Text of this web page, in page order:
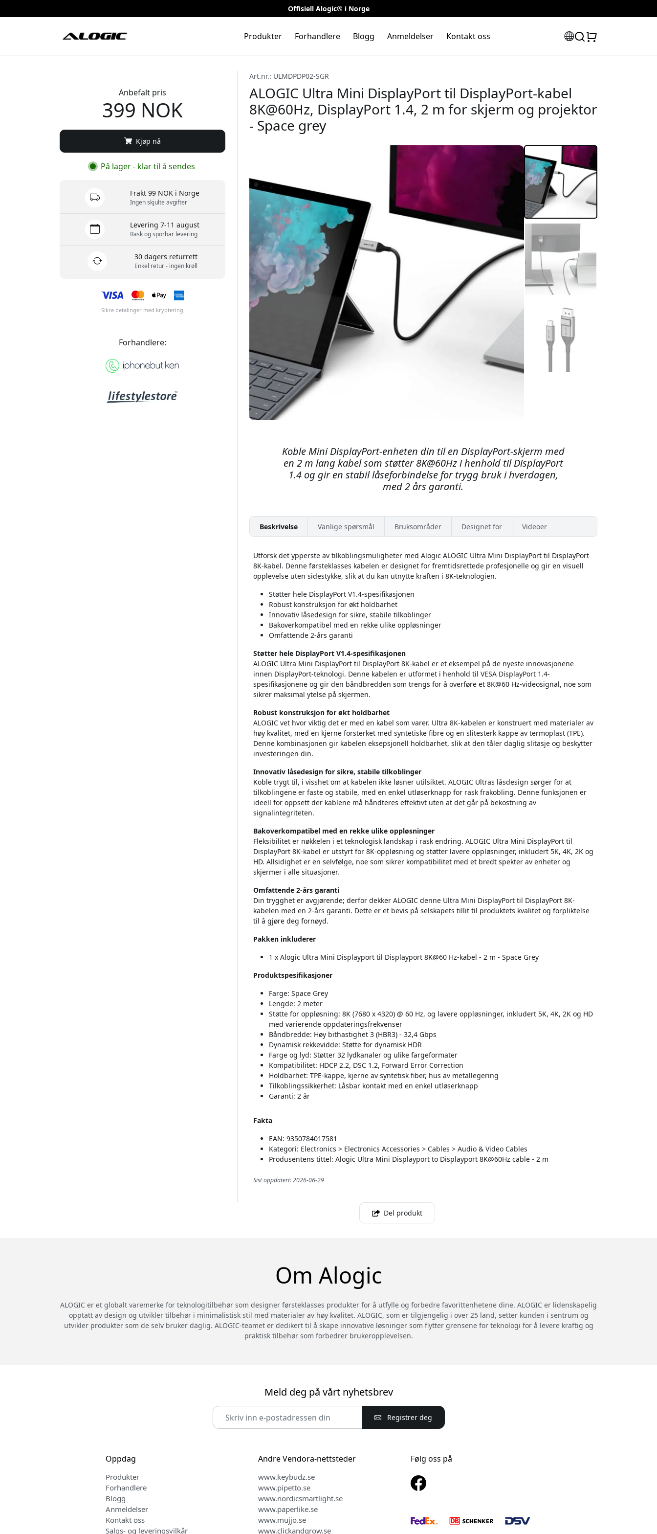
Offisiell Alogic® i Norge
Produkter Forhandlere Blogg Anmeldelser Kontakt oss
Art.nr.: ULMDPDP02-SGR
ALOGIC Ultra Mini DisplayPort til DisplayPort-kabel
8K@60Hz, DisplayPort 1.4, 2 m for skjerm og projektor
- Space grey
Koble Mini DisplayPort-enheten din til en DisplayPort-skjerm med
en 2 m lang kabel som støtter 8K@60Hz i henhold til DisplayPort
1.4 og gir en stabil låseforbindelse for trygg bruk i hverdagen,
med 2 års garanti.
Beskrivelse Vanlige spørsmål Bruksområder Designet for Videoer
Utforsk det ypperste av tilkoblingsmuligheter med Alogic ALOGIC Ultra Mini DisplayPort til DisplayPort
8K-kabel. Denne førsteklasses kabelen er designet for fremtidsrettede profesjonelle og gir en visuell
opplevelse uten sidestykke, slik at du kan utnytte kraften i 8K-teknologien.
Støtter hele DisplayPort V1.4-spesifikasjonen
Robust konstruksjon for økt holdbarhet
Innovativ låsedesign for sikre, stabile tilkoblinger
Bakoverkompatibel med en rekke ulike oppløsninger
Omfattende 2-års garanti
Støtter hele DisplayPort V1.4-spesifikasjonen
ALOGIC Ultra Mini DisplayPort til DisplayPort 8K-kabel er et eksempel på de nyeste innovasjonene
innen DisplayPort-teknologi. Denne kabelen er utformet i henhold til VESA DisplayPort 1.4-
spesifikasjonene og gir den båndbredden som trengs for å overføre et 8K@60 Hz-videosignal, noe som
sikrer maksimal ytelse på skjermen.
Robust konstruksjon for økt holdbarhet
ALOGIC vet hvor viktig det er med en kabel som varer. Ultra 8K-kabelen er konstruert med materialer av
høy kvalitet, med en kjerne forsterket med syntetiske fibre og en slitesterk kappe av termoplast (TPE).
Denne kombinasjonen gir kabelen eksepsjonell holdbarhet, slik at den tåler daglig slitasje og beskytter
investeringen din.
Innovativ låsedesign for sikre, stabile tilkoblinger
Koble trygt til, i visshet om at kabelen ikke løsner utilsiktet. ALOGIC Ultras låsdesign sørger for at
tilkoblingene er faste og stabile, med en enkel utløserknapp for rask frakobling. Denne funksjonen er
ideell for oppsett der kablene må håndteres effektivt uten at det går på bekostning av
signalintegriteten.
Bakoverkompatibel med en rekke ulike oppløsninger
Fleksibilitet er nøkkelen i et teknologisk landskap i rask endring. ALOGIC Ultra Mini DisplayPort til
DisplayPort 8K-kabel er utstyrt for 8K-oppløsning og støtter lavere oppløsninger, inkludert 5K, 4K, 2K og
HD. Allsidighet er en selvfølge, noe som sikrer kompatibilitet med et bredt spekter av enheter og
skjermer i alle situasjoner.
Omfattende 2-års garanti
Din trygghet er avgjørende; derfor dekker ALOGIC denne Ultra Mini DisplayPort til DisplayPort 8K-
kabelen med en 2-års garanti. Dette er et bevis på selskapets tillit til produktets kvalitet og forpliktelse
til å gjøre deg fornøyd.
Pakken inkluderer
1 x Alogic Ultra Mini Displayport til Displayport 8K@60 Hz-kabel - 2 m - Space Grey
Produktspesifikasjoner
Farge: Space Grey
Lengde: 2 meter
Støtte for oppløsning: 8K (7680 x 4320) @ 60 Hz, og lavere oppløsninger, inkludert 5K, 4K, 2K og HD
med varierende oppdateringsfrekvenser
Båndbredde: Høy bithastighet 3 (HBR3) - 32,4 Gbps
Dynamisk rekkevidde: Støtte for dynamisk HDR
Farge og lyd: Støtter 32 lydkanaler og ulike fargeformater
Kompatibilitet: HDCP 2.2, DSC 1.2, Forward Error Correction
Holdbarhet: TPE-kappe, kjerne av syntetisk fiber, hus av metallegering
Tilkoblingssikkerhet: Låsbar kontakt med en enkel utløserknapp
Garanti: 2 år
Fakta
EAN: 9350784017581
Kategori: Electronics > Electronics Accessories > Cables > Audio & Video Cables
Produsentens tittel: Alogic Ultra Mini Displayport to Displayport 8K@60Hz cable - 2 m
Sist oppdatert: 2026-06-29
Anbefalt pris
399 NOK
Kjøp nå
På lager - klar til å sendes
Frakt 99 NOK i Norge
Ingen skjulte avgifter
Levering 7-11 august
Rask og sporbar levering
30 dagers returrett
Enkel retur - ingen krøll
Sikre betalinger med kryptering
Forhandlere:
Del produkt
Om Alogic
ALOGIC er et globalt varemerke for teknologitilbehør som designer førsteklasses produkter for å utfylle og forbedre favorittenhetene dine. ALOGIC er lidenskapelig
opptatt av design og utvikler tilbehør i minimalistisk stil med materialer av høy kvalitet. ALOGIC, som er tilgjengelig i over 25 land, setter kunden i sentrum og
utvikler produkter som de selv bruker daglig. ALOGIC-teamet er dedikert til å skape innovative løsninger som flytter grensene for teknologi for å levere kraftig og
praktisk tilbehør som forbedrer brukeropplevelsen.
Meld deg på vårt nyhetsbrev
Registrer deg
Oppdag
Produkter
Forhandlere
Blogg
Anmeldelser
Kontakt oss
Salgs- og leveringsvilkår
Andre Vendora-nettsteder
www.keybudz.se
www.pipetto.se
www.nordicsmartlight.se
www.paperlike.se
www.mujjo.se
www.clickandgrow.se
Følg oss på